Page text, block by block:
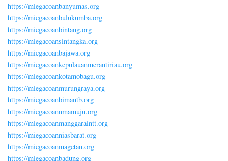
https://miegacoanbanyumas.org
https://miegacoanbulukumba.org
https://miegacoanbintang.org
https://miegacoansintangka.org
https://miegacoanbajawa.org
https://miegacoankepulauanmerantiriau.org
https://miegacoankotamobagu.org
https://miegacoanmurungraya.org
https://miegacoanbimantb.org
https://miegacoannmamuju.org
https://miegacoanmanggaraintt.org
https://miegacoanniasbarat.org
https://miegacoanmagetan.org
https://miegacoanbadung.org